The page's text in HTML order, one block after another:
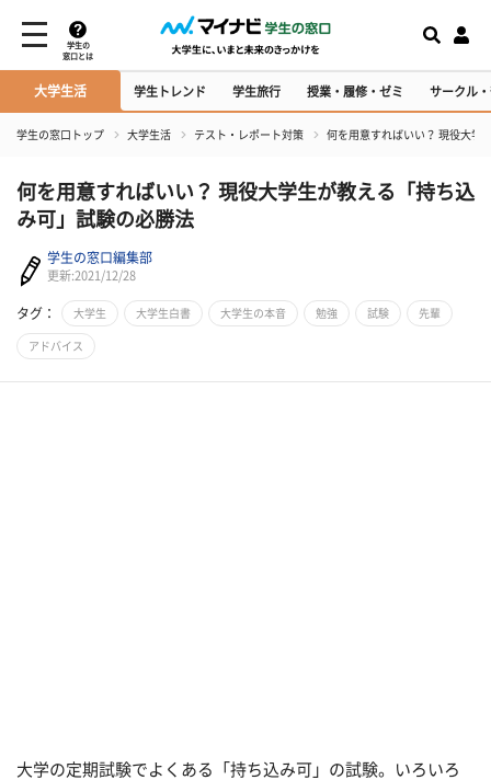
学生の
窓口とは
大学生活 学生トレンド 学生旅行 授業・履修・ゼミ サークル
学生の窓口トップ 大学生活 テスト・レポート対策 何を用意すればいい？ 現役大学
何を用意すればいい？ 現役大学生が教える「持ち込
み可」試験の必勝法
学生の窓口編集部
更新:2021/12/28
タグ： 大学生 大学生白書 大学生の本音 勉強 試験 先輩
アドバイス
大学の定期試験でよくある「持ち込み可」の試験。いろいろ